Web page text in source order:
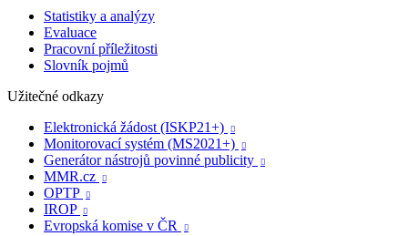
Statistiky a analýzy
Evaluace
Pracovní příležitosti
Slovník pojmů
Užitečné odkazy
Elektronická žádost (ISKP21+)

Monitorovací systém (MS2021+) 
Generátor nástrojů povinné publicity 
MMR.cz 
OPTP 
IROP 
Evropská komise v ČR 